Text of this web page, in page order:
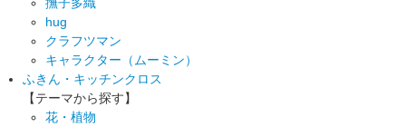
hug
クラフツマン
キャラクター（ムーミン）
ふきん・キッチンクロス
【テーマから探す】
花・植物